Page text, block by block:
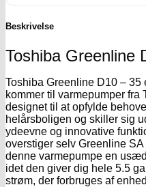
Beskrivelse
Toshiba Greenline
Toshiba Greenline D10 – 35
kommer til varmepumper fra
designet til at opfylde
helårsboligen og skiller sig
ydeevne og innovative
overstiger selv Greenline
denne varmepumpe en
idet den giver dig hele 5.5
strøm, der forbruges af